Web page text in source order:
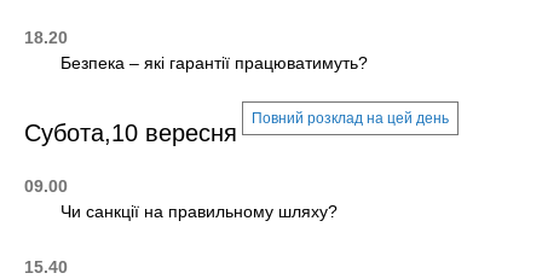
18.20
Безпека – які гарантії працюватимуть?
Субота,10 вересня
Повний розклад на цей день
09.00
Чи санкції на правильному шляху?
15.40